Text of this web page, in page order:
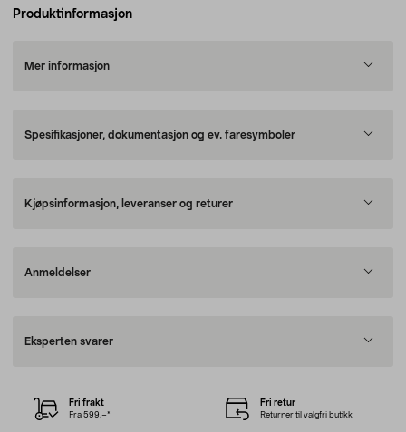
Produktinformasjon
Mer informasjon
Spesifikasjoner, dokumentasjon og ev. faresymboler
Kjøpsinformasjon, leveranser og returer
Anmeldelser
Eksperten svarer
Fri frakt
Fra 599,–*
Fri retur
Returner til valgfri butikk